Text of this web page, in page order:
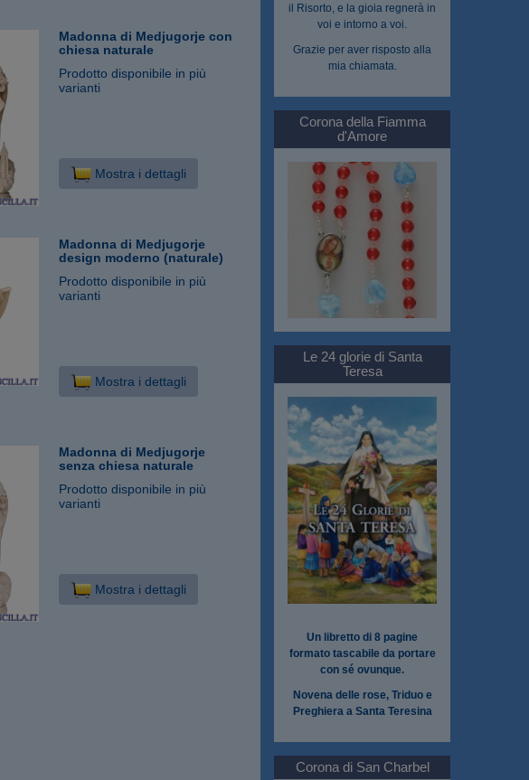
Madonna di Medjugorje con
chiesa naturale
Prodotto disponibile in più
varianti
Mostra i dettagli
Madonna di Medjugorje
design moderno (naturale)
Prodotto disponibile in più
varianti
Mostra i dettagli
Madonna di Medjugorje
senza chiesa naturale
Prodotto disponibile in più
varianti
Mostra i dettagli
il Risorto, e la gioia regnerà in
voi e intorno a voi.
Grazie per aver risposto alla
mia chiamata.
Corona della Fiamma
d'Amore
Le 24 glorie di Santa
Teresa
Un libretto di 8 pagine
formato tascabile da portare
con sé ovunque.
Novena delle rose, Triduo e
Preghiera a Santa Teresina
Corona di San Charbel